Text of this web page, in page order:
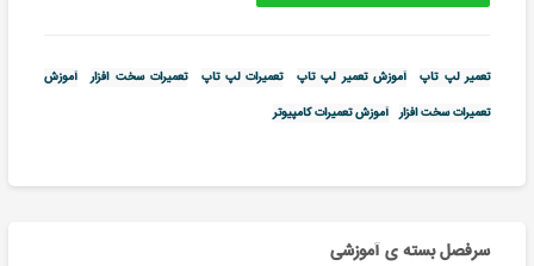
تعمیر لپ تاپ آموزش تعمیر لپ تاپ تعمیرات لپ تاپ تعمیرات سخت افزار
آموزش
تعمیرات سخت افزار آموزش تعمیرات کامپیوتر
سرفصل بسته ی آموزشی